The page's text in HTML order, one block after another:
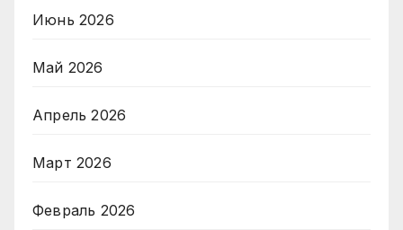
Июнь 2026
Май 2026
Апрель 2026
Март 2026
Февраль 2026